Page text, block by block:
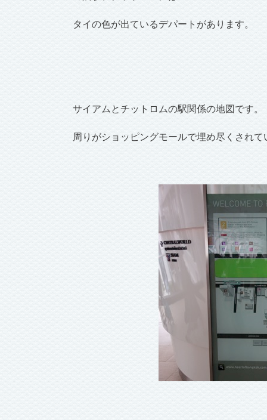
タイの色が出ているデパートがあります。
サイアムとチットロムの駅関係の地図です。
周りがショッピングモールで埋め尽くされて